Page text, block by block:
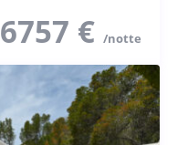
6757 €